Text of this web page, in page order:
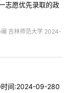
志愿优先录取的政
吉林师范大学 2024-
时间:2024-09-280